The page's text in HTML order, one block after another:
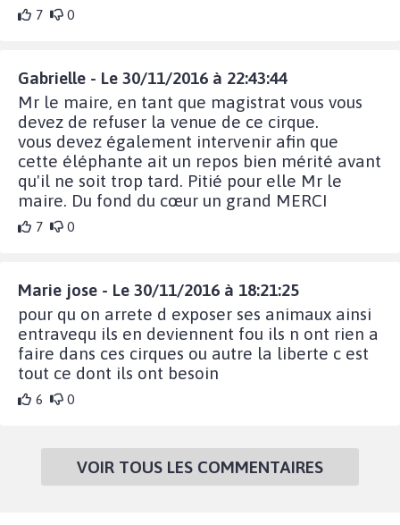
7 0
Gabrielle - Le 30/11/2016 à 22:43:44
Mr le maire, en tant que magistrat vous vous
devez de refuser la venue de ce cirque.
vous devez également intervenir afin que
cette éléphante ait un repos bien mérité avant
qu'il ne soit trop tard. Pitié pour elle Mr le
maire. Du fond du cœur un grand MERCI
7 0
Marie jose - Le 30/11/2016 à 18:21:25
pour qu on arrete d exposer ses animaux ainsi
entravequ ils en deviennent fou ils n ont rien a
faire dans ces cirques ou autre la liberte c est
tout ce dont ils ont besoin
6 0
VOIR TOUS LES COMMENTAIRES